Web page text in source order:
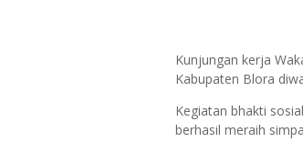
Kunjungan kerja
Kabupaten Blora
Kegiatan bhakti
berhasil meraih